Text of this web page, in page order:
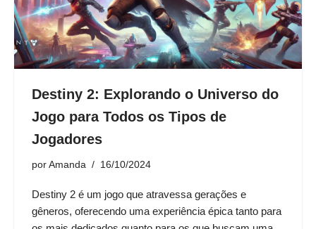
Destiny 2: Explorando o Universo do
Jogo para Todos os Tipos de
Jogadores
por Amanda 16/10/2024
Destiny 2 é um jogo que atravessa gerações e
gêneros, oferecendo uma experiência épica tanto para